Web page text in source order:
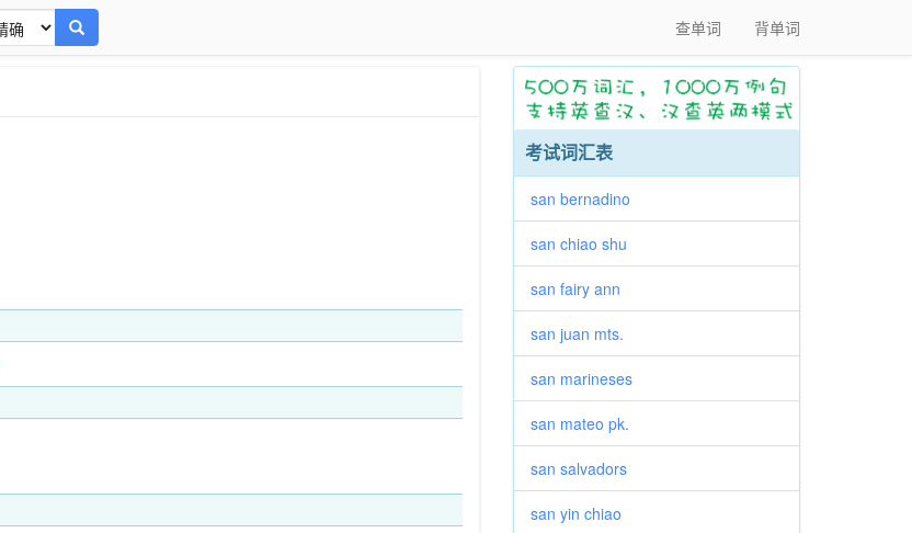
查单词 背单词
考试词汇表
san bernadino
san chiao shu
san fairy ann
san juan mts.
san marineses
san mateo pk.
san salvadors
san yin chiao